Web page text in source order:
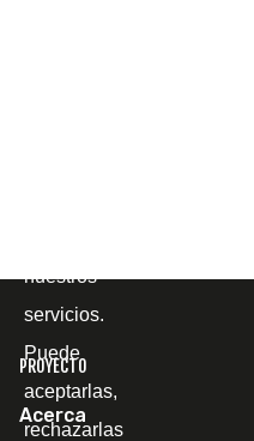
PROYECTO
Acerca
nuestros
servicios.
Puede
aceptarlas,
rechazarlas